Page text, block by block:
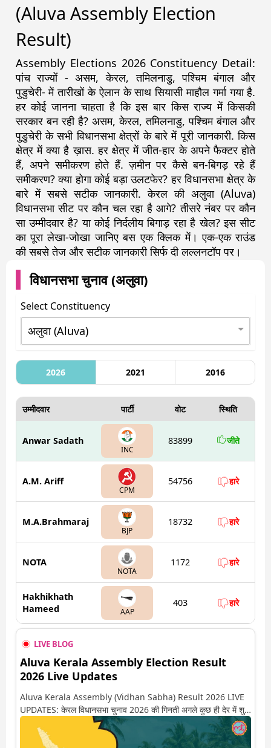
(Aluva Assembly Election
Result)
Assembly Elections 2026 Constituency Detail:
पांच राज्यों - असम, केरल, तमिलनाडु, पश्चिम बंगाल और
पुडुचेरी- में तारीखों के ऐलान के साथ सियासी माहौल गर्मा गया है.
हर कोई जानना चाहता है कि इस बार किस राज्य में किसकी
सरकार बन रही है? असम, केरल, तमिलनाडु, पश्चिम बंगाल और
पुडुचेरी के सभी विधानसभा क्षेत्रों के बारे में पूरी जानकारी. किस
क्षेत्र में क्या है ख़ास. हर क्षेत्र में जीत-हार के अपने फैक्टर होते
हैं, अपने समीकरण होते हैं. ज़मीन पर कैसे बन-बिगड़ रहे हैं
समीकरण? क्या होगा कोई बड़ा उलटफेर? हर विधानसभा क्षेत्र के
बारे में सबसे सटीक जानकारी. केरल की अलुवा (Aluva)
विधानसभा सीट पर कौन चल रहा है आगे? तीसरे नंबर पर कौन
सा उम्मीदवार है? या कोई निर्दलीय बिगाड़ रहा है खेल? इस सीट
का पूरा लेखा-जोखा जानिए बस एक क्लिक में। एक-एक राउंड
की सबसे तेज और सटीक जानकारी सिर्फ दी लल्लनटॉप पर।
विधानसभा चुनाव (अलुवा)
Select Constituency
2026 2021 2016
उम्मीदवार पार्टी वोट स्थिति
Anwar Sadath
INC
83899 जीते
A.M. Ariff
CPM
54756 हारे
M.A.Brahmaraj
BJP
18732 हारे
NOTA
NOTA
1172 हारे
Hakhikhath
Hameed
AAP
403 हारे
LIVE BLOG
Aluva Kerala Assembly Election Result
2026 Live Updates
Aluva Kerala Assembly (Vidhan Sabha) Result 2026 LIVE
UPDATES: केरल विधानसभा चुनाव 2026 की गिनती अगले कुछ ही देर में शुरू
होने वाली है. यहां देखें अलुवा सीट पर कौन आगे-कौन पीछे से लेकर किस तरफ
जा रहें है रुझान. साथ ही पाइए इस सीट पर हो रही हर एक हलचल की अपडेट